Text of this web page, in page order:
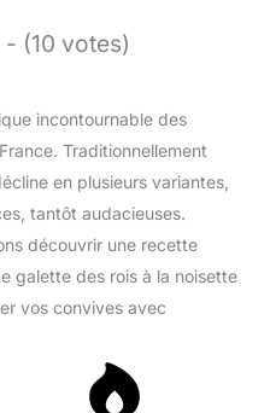
(10 votes)
incontournable des
Traditionnellement
en plusieurs variantes,
tantôt audacieuses.
découvrir une recette
galette des rois à la noisette
vos convives avec